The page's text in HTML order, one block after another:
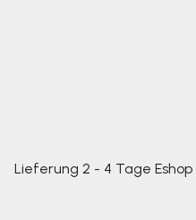
Lieferung 2 - 4 Tage Eshop